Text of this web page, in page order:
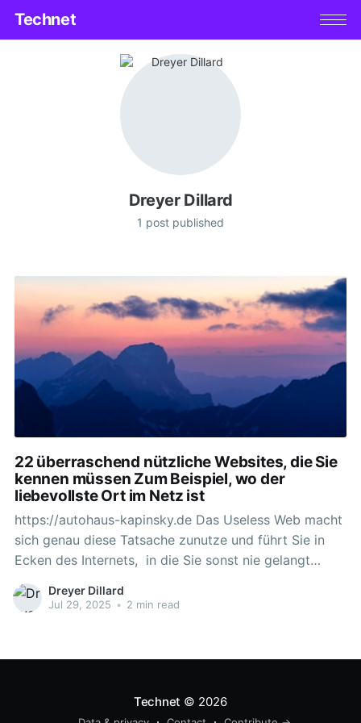
Technet
Dreyer Dillard
1 post published
22 überraschend nützliche Websites, die Sie
kennen müssen Zum Beispiel, wo der
liebevollste Ort im Netz ist
https://autohaus-kapinsky.de Das Useless Web macht
sich genau diese Tatsache zunutze und führt Sie in
Ecken des Internets, in die Sie sonst nie gelangt
wären. Wenn Sie die Website besuchen, müssen Sie
lediglich auf die Schaltfläche „Bitte“ tippen und
Dreyer Dillard
Jul 29, 2025 • 2 min read
Technet © 2026